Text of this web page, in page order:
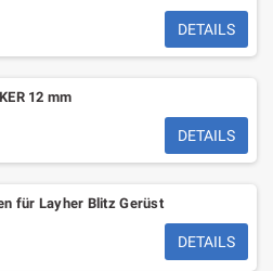
DETAILS
12 mm
DETAILS
für Layher Blitz Gerüst
DETAILS